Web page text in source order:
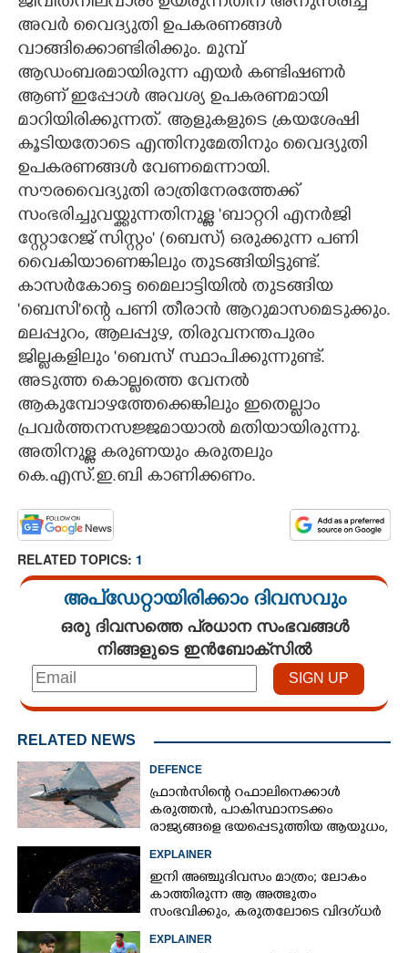
അവർ വൈദ്യുതി ഉപകരണങ്ങൾ
വാങ്ങിക്കൊണ്ടിരിക്കും. മുമ്പ്
ആഡംബരമായിരുന്ന എയർ കണ്ടിഷണർ
ആണ് ഇപ്പോൾ അവശ്യ ഉപകരണമായി
മാറിയിരിക്കുന്നത്. ആളുകളുടെ ക്രയശേഷി
കൂടിയതോടെ എന്തിനുമേതിനും വൈദ്യുതി
ഉപകരണങ്ങൾ വേണമെന്നായി.
സൗരവൈദ്യുതി രാത്രിനേരത്തേക്ക്
സംഭരിച്ചുവയ്ക്കുന്നതിനുള്ള 'ബാറ്ററി എനർജി
സ്റ്റോറേജ് സിസ്റ്റം' (ബെസ്)​ ഒരുക്കുന്ന പണി
വൈകിയാണെങ്കിലും തുടങ്ങിയിട്ടുണ്ട്.
കാസർകോട്ടെ മൈലാട്ടിയിൽ തുടങ്ങിയ
'ബെസി'ന്റെ പണി തീരാൻ ആറുമാസമെടുക്കും.
മലപ്പുറം,​ ആലപ്പുഴ,​ തിരുവനന്തപുരം
ജില്ലകളിലും 'ബെസ്' സ്ഥാപിക്കുന്നുണ്ട്.
അടുത്ത കൊല്ലത്തെ വേനൽ
ആകുമ്പോഴത്തേക്കെങ്കിലും ഇതെല്ലാം
പ്രവർത്തനസജ്ജമായാൽ മതിയായിരുന്നു.
അതിനുള്ള കരുണയും കരുതലും
കെ.എസ്.ഇ.ബി കാണിക്കണം.
RELATED TOPICS: 1
അപ്ഡേറ്റായിരിക്കാം ദിവസവും
ഒരു ദിവസത്തെ പ്രധാന സംഭവങ്ങൾ
നിങ്ങളുടെ ഇൻബോക്സിൽ
RELATED NEWS
DEFENCE
ഫ്രാൻസിന്റെ റഫാലിനെക്കാൾ
കരുത്തൻ,​ പാകിസ്ഥാനടക്കം
രാജ്യങ്ങളെ ഭയപ്പെടുത്തിയ ആയുധം,​
EXPLAINER
ഇനി അഞ്ചുദിവസം മാത്രം; ലോകം
കാത്തിരുന്ന ആ അത്ഭുതം
സംഭവിക്കും, കരുതലോടെ വിദഗ്ധർ
EXPLAINER